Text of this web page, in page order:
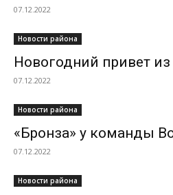
07.12.2022
Новости района
Новогодний привет
07.12.2022
Новости района
«Бронза» у команды
07.12.2022
Новости района